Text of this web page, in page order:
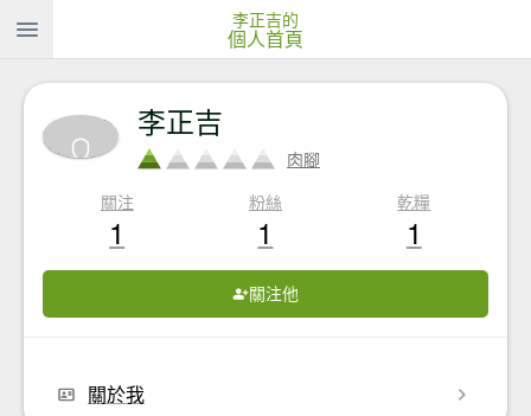
李正吉的
個人首頁
李正吉
肉腳
關注
1
粉絲
1
乾糧
1
關注他
關於我